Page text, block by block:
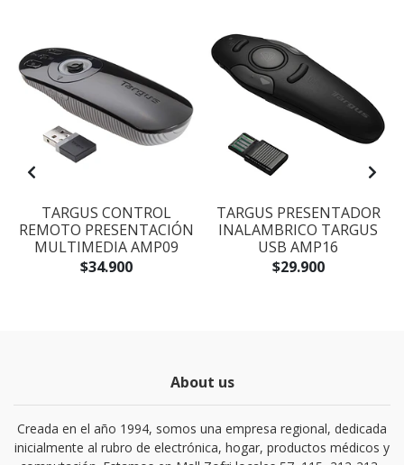
TARGUS CONTROL
REMOTO PRESENTACIÓN
MULTIMEDIA AMP09
$34.900
TARGUS PRESENTADOR
INALAMBRICO TARGUS
USB AMP16
$29.900
About us
Creada en el año 1994, somos una empresa regional, dedicada
inicialmente al rubro de electrónica, hogar, productos médicos y